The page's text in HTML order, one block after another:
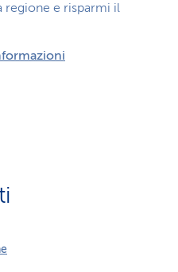
regione e risparmi il